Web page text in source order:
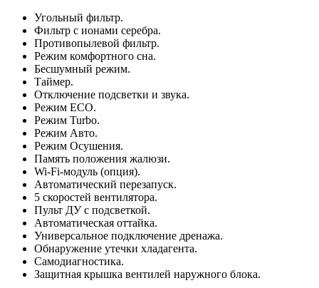
Угольный фильтр.
Фильтр с ионами серебра.
Противопылевой фильтр.
Режим комфортного сна.
Бесшумный режим.
Таймер.
Отключение подсветки и звука.
Режим ECO.
Режим Turbo.
Режим Авто.
Режим Осушения.
Память положения жалюзи.
Wi-Fi-модуль (опция).
Автоматический перезапуск.
5 скоростей вентилятора.
Пульт ДУ с подсветкой.
Автоматическая оттайка.
Универсальное подключение дренажа.
Обнаружение утечки хладагента.
Самодиагностика.
Защитная крышка вентилей наружного блока.